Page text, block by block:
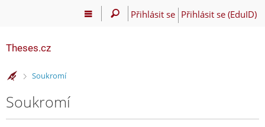
Přihlásit se Přihlásit se (EduID)
Theses.cz
>
Soukromí
Soukromí